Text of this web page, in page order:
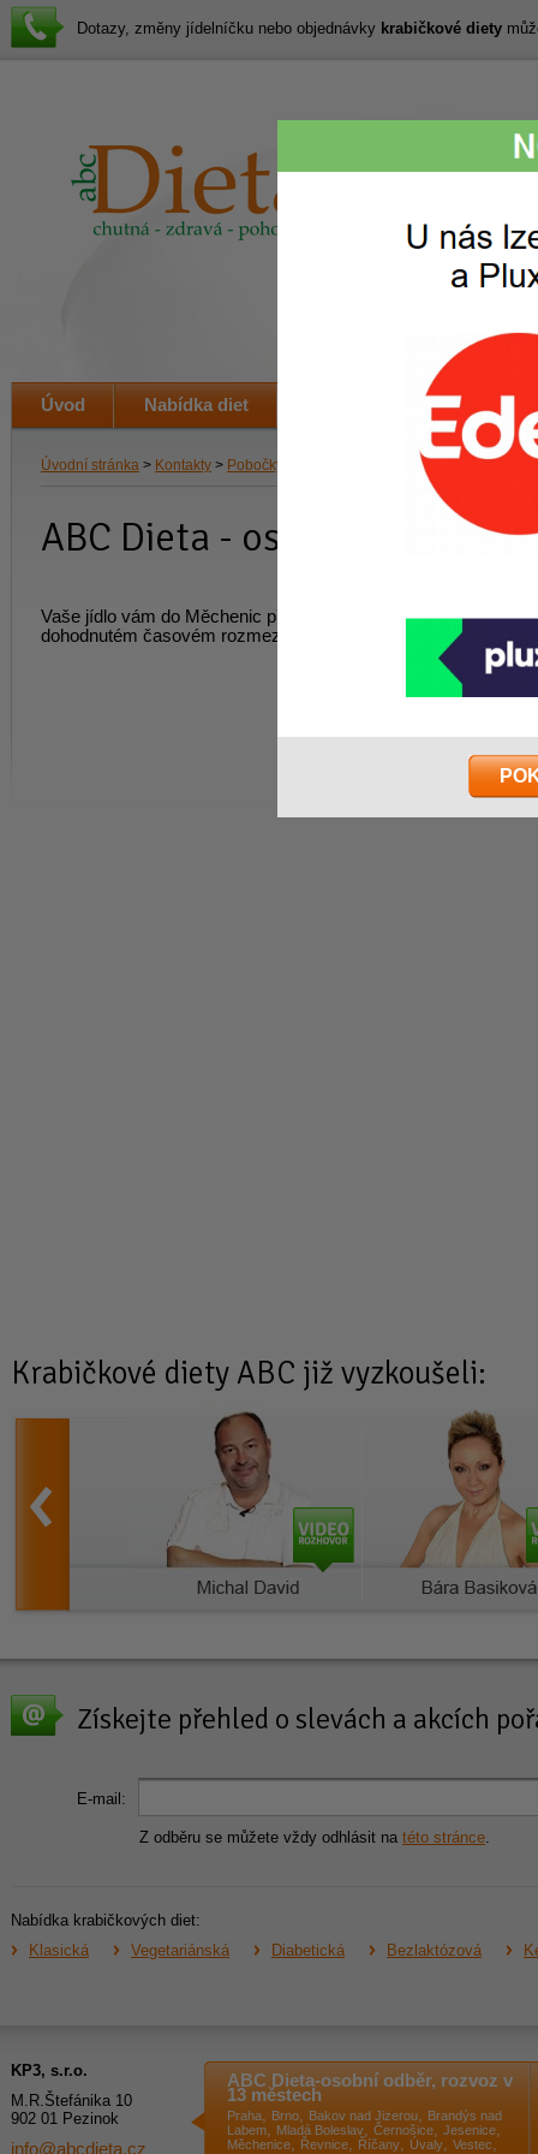
Úvodní stránka > Kontakty > Pobočky > Pobočky ABC diety v Měchenicích
ABC Dieta - osobní odběr,
Vaše jídlo vám do Měchenic přivezeme na vámi určenou
dohodnutém časovém rozmezí. Cena na dotaz .
Krabičkové diety ABC již vyzkoušeli:
Získejte přehled o slevách a akcích
E-mail:
Z odběru se můžete vždy odhlásit na této stránce
Nabídka krabičkových diet:
Klasická
Vegetariánská Diabetická Bezlaktózová
KP3, s.r.o.
M.R.Štefánika 10
902 01 Pezinok
info@abcdieta.cz
ABC Dieta-osobní odběr, rozvoz v
13 městech
Praha Brno Bakov nad Jizerou
Brandýs nad
Labem
Mladá Boleslav Černošice Jesenice
Měchenice Řevnice Říčany Úvaly Vestec
Dotazy, změny jídelníčku nebo objednávky krabičkové diety
Úvod Nabídka diet